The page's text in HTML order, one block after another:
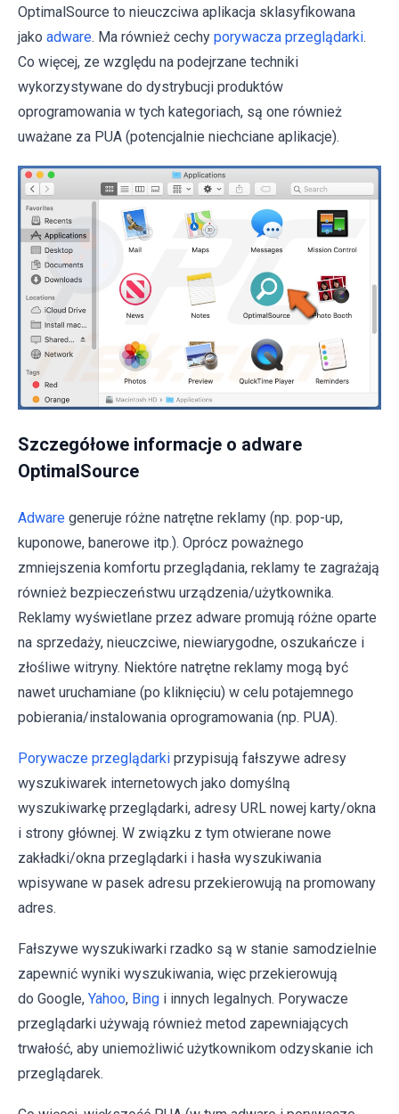
OptimalSource to nieuczciwa aplikacja sklasyfikowana
jako adware. Ma również cechy porywacza przeglądarki.
Co więcej, ze względu na podejrzane techniki
wykorzystywane do dystrybucji produktów
oprogramowania w tych kategoriach, są one również
uważane za PUA (potencjalnie niechciane aplikacje).
Szczegółowe informacje o adware
OptimalSource
Adware generuje różne natrętne reklamy (np. pop-up,
kuponowe, banerowe itp.). Oprócz poważnego
zmniejszenia komfortu przeglądania, reklamy te zagrażają
również bezpieczeństwu urządzenia/użytkownika.
Reklamy wyświetlane przez adware promują różne oparte
na sprzedaży, nieuczciwe, niewiarygodne, oszukańcze i
złośliwe witryny. Niektóre natrętne reklamy mogą być
nawet uruchamiane (po kliknięciu) w celu potajemnego
pobierania/instalowania oprogramowania (np. PUA).
Porywacze przeglądarki przypisują fałszywe adresy
wyszukiwarek internetowych jako domyślną
wyszukiwarkę przeglądarki, adresy URL nowej karty/okna
i strony głównej. W związku z tym otwierane nowe
zakładki/okna przeglądarki i hasła wyszukiwania
wpisywane w pasek adresu przekierowują na promowany
adres.
Fałszywe wyszukiwarki rzadko są w stanie samodzielnie
zapewnić wyniki wyszukiwania, więc przekierowują
do Google, Yahoo, Bing i innych legalnych. Porywacze
przeglądarki używają również metod zapewniających
trwałość, aby uniemożliwić użytkownikom odzyskanie ich
przeglądarek.